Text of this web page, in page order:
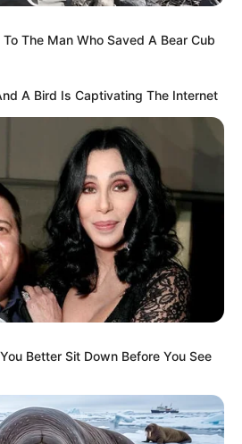
The Man Who Saved A Bear Cub
A Bird Is Captivating The Internet
Better Sit Down Before You See